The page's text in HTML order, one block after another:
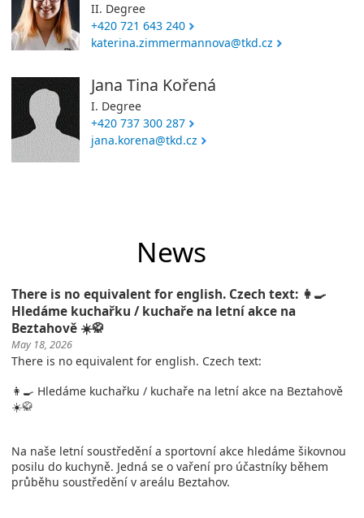
II. Degree
+420 721 643 240
katerina.zimmermannova@tkd.cz
Jana Tina Kořená
I. Degree
+420 737 300 287
jana.korena@tkd.cz
News
There is no equivalent for english. Czech text: 👩‍🍳
Hledáme kuchařku / kuchaře na letní akce na
Beztahově ☀️🥋
May 18, 2026
There is no equivalent for english. Czech text:
👩‍🍳 Hledáme kuchařku / kuchaře na letní akce na Beztahově
☀️🥋
Na naše letní soustředění a sportovní akce hledáme šikovnou
posilu do kuchyně. Jedná se o vaření pro účastníky během
průběhu soustředění v areálu Beztahov.